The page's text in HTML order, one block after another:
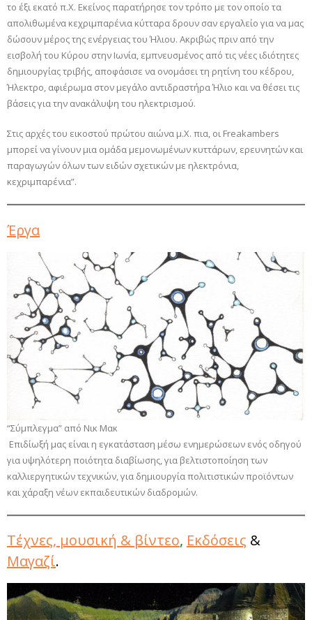
το έξι εκατό π.Χ. Εκείνος παρατήρησε τον τρόπο με τον οποίο τα
απολιθωμένα κεχριμπαρένια κύτταρα δρουν σαν εργαλείο για να μας
δώσουν μέρος της ενέργειας του Ήλιου. Ακριβώς πριν από την
εισβολή του Κύρου στην Ιωνία, εμπνευσμένος από τις νέες ιδιότητες
δημιουργίας τριβής, αποφάσισε να ονομάσει τη ρητίνη του κέδρου,
Ήλεκτρο, αφιέρωμα στον μεγάλο αντιδραστήρα Ήλιο και να θέσει τις
βάσεις για την ανακάλυψη του ηλεκτρισμού.
Στις αρχές του εικοστού πρώτου αιώνα μ.Χ. πια, οι Freakambers
μπορεί να γίνουν μια ομάδα μεμονωμένων κυττάρων, ερευνητών και
παραγωγών όλων των ειδών σχετικών με ηλεκτρόνια,
κεχριμπαρένια”.
Έργα
“Σύμπλεγμα” από Νικ Μακ
Επιδίωξή μας είναι η εγκατάσταση μέσω ενημερώσεων ενός οδηγού
για υψηλότερη ποιότητα διαβίωσης, για βελτιστοποίηση των
καλλιεργητικών τεχνικών, για δημιουργία πολιτιστικών προϊόντων
και χάραξη νέων εκπαιδευτικών διαδρομών.
Τέχνες, μουσική & βίντεο, Εκδόσεις &
Μαγαζί.